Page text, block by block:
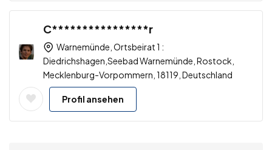
C****************r
Warnemünde, Ortsbeirat 1 :
Diedrichshagen,Seebad Warnemünde, Rostock,
Mecklenburg-Vorpommern, 18119, Deutschland
Profil ansehen